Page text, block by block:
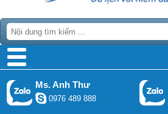
Ms. Anh Thư
0976 489 888